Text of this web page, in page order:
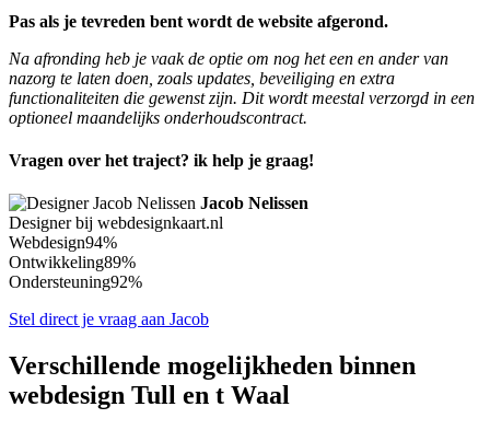
Pas als je tevreden bent wordt de website afgerond.
Na afronding heb je vaak de optie om nog het een en ander van
nazorg te laten doen, zoals updates, beveiliging en extra
functionaliteiten die gewenst zijn. Dit wordt meestal verzorgd in een
optioneel maandelijks onderhoudscontract.
Vragen over het traject? ik help je graag!
Jacob Nelissen
Designer bij webdesignkaart.nl
Webdesign94%
Ontwikkeling89%
Ondersteuning92%
Stel direct je vraag aan Jacob
Verschillende mogelijkheden binnen
webdesign Tull en t Waal